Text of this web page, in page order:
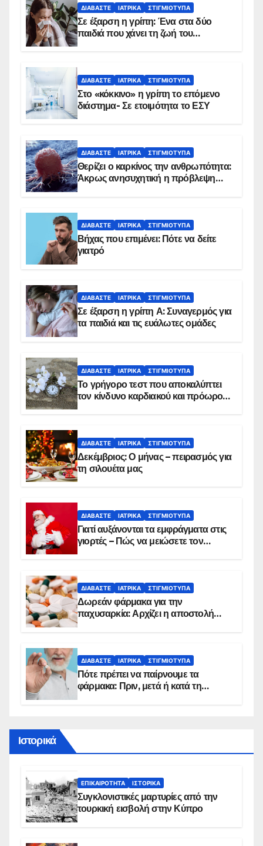
ΔΙΑΒΆΣΤΕ ΙΑΤΡΙΚΆ ΣΤΙΓΜΙΌΤΥΠΑ
Σε έξαρση η γρίπη: Ένα στα δύο
παιδιά που χάνει τη ζωή του
ΔΙΑΒΆΣΤΕ ΙΑΤΡΙΚΆ ΣΤΙΓΜΙΌΤΥΠΑ
Στο «κόκκινο» η γρίπη το επόμενο
διάστημα- Σε ετοιμότητα το ΕΣΥ
ΔΙΑΒΆΣΤΕ ΙΑΤΡΙΚΆ ΣΤΙΓΜΙΌΤΥΠΑ
Θερίζει ο καρκίνος την ανθρωπότητα:
Άκρως ανησυχητική η πρόβλεψη…
ΔΙΑΒΆΣΤΕ ΙΑΤΡΙΚΆ ΣΤΙΓΜΙΌΤΥΠΑ
Βήχας που επιμένει: Πότε να δείτε
γιατρό
ΔΙΑΒΆΣΤΕ ΙΑΤΡΙΚΆ ΣΤΙΓΜΙΌΤΥΠΑ
Σε έξαρση η γρίπη Α: Συναγερμός για
τα παιδιά και τις ευάλωτες ομάδες
ΔΙΑΒΆΣΤΕ ΙΑΤΡΙΚΆ ΣΤΙΓΜΙΌΤΥΠΑ
Το γρήγορο τεστ που αποκαλύπτει
τον κίνδυνο καρδιακού και πρόωρου
ΔΙΑΒΆΣΤΕ ΙΑΤΡΙΚΆ ΣΤΙΓΜΙΌΤΥΠΑ
Δεκέμβριος: Ο μήνας – πειρασμός για
τη σιλουέτα μας
ΔΙΑΒΆΣΤΕ ΙΑΤΡΙΚΆ ΣΤΙΓΜΙΌΤΥΠΑ
Γιατί αυξάνονται τα εμφράγματα στις
γιορτές – Πώς να μειώσετε τον
ΔΙΑΒΆΣΤΕ ΙΑΤΡΙΚΆ ΣΤΙΓΜΙΌΤΥΠΑ
Δωρεάν φάρμακα για την
παχυσαρκία: Αρχίζει η αποστολή
ΔΙΑΒΆΣΤΕ ΙΑΤΡΙΚΆ ΣΤΙΓΜΙΌΤΥΠΑ
Πότε πρέπει να παίρνουμε τα
φάρμακα: Πριν, μετά ή κατά τη
Ιστορικά
ΕΠΙΚΑΙΡΌΤΗΤΑ ΙΣΤΟΡΙΚΆ
Συγκλονιστικές μαρτυρίες από την
τουρκική εισβολή στην Κύπρο